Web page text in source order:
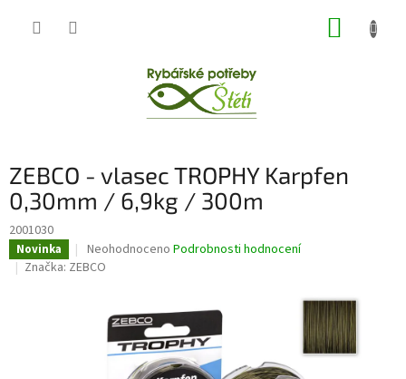
ZEBCO - vlasec TROPHY Karpfen
0,30mm / 6,9kg / 300m
2001030
Novinka
Průměrné
hodnocení
hvězdiček.
Neohodnoceno Podrobnosti hodnocení
Značka: ZEBCO